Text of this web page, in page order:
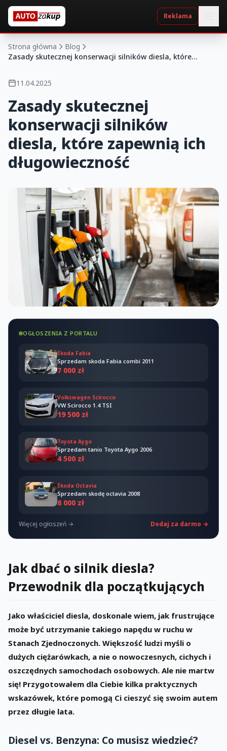
Reklama
Strona główna
Blog
Zasady skutecznej konserwacji silników diesla, które
11.04.2025
Zasady skutecznej
konserwacji silników
diesla, które zapewnią ich
długowieczność
OGŁOSZENIA Z PORTALU
Škoda Fabia
Sprzedam skoda Fabia combi 2011
7 000 zł
Volkswagen Scirocco
VW Scirocco 1.4 TSI
19 500 zł
Toyota Aygo
Sprzedam tanio Toyota Aygo 2006
4 500 zł
Škoda Octavia
Sprzedam skodę octavia 2008
8 000 zł
Więcej ogłoszeń → Dodaj za darmo →
Jak dbać o silnik diesla?
Przewodnik dla początkujących
Jako właściciel diesla, doskonale wiem, jak frustrujące
może być utrzymanie takiego napędu w ruchu w
Stanach Zjednoczonych. Większość ludzi myśli o
dużych ciężarówkach, a nie o nowoczesnych, cichych i
oszczędnych samochodach osobowych. Ale nie martw
się! Przygotowałem dla Ciebie kilka praktycznych
wskazówek, które pomogą Ci cieszyć się swoim autem
przez długie lata.
Diesel vs. Benzyna: Co musisz wiedzieć?